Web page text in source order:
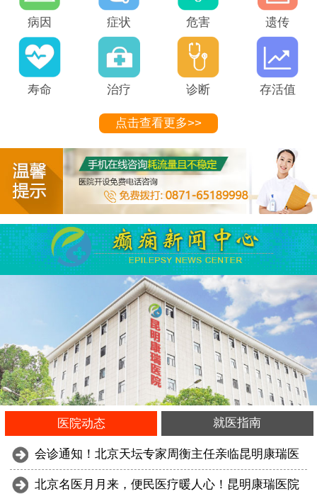
病因 症状 危害 遗传
寿命 治疗 诊断 存活值
点击查看更多>>
医院动态 就医指南
会诊通知！北京天坛专家周衡主任亲临昆明康瑞医
北京名医月月来，便民医疗暖人心！昆明康瑞医院